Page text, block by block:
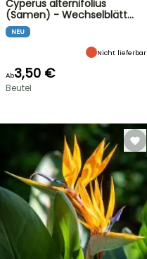
Cyperus alternifolius
(Samen) - Wechselblätt…
NEU
Nicht lieferbar
Ab3,50 €
Beutel